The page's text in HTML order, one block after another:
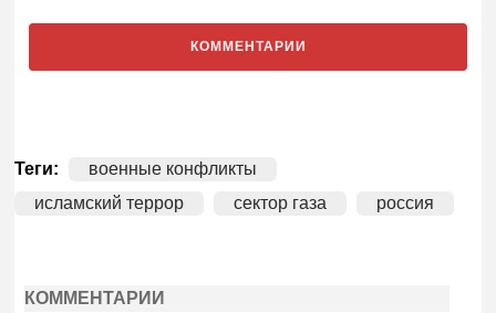
КОММЕНТАРИИ
Теги:
военные конфликты
исламский террор
сектор газа россия
КОММЕНТАРИИ